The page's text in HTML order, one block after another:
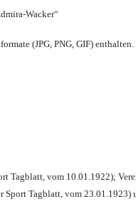
Wacker“
(JPG, PNG, GIF) enthalten.
Tagblatt, vom 10.01.1922);
Sport Tagblatt, vom